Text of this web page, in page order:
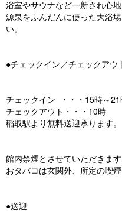
浴室やサウナなど一新され心
源泉をふんだんに使った大浴
い。
●チェックイン／チェックアウ
チェックイン ・・・15時～
チェックアウト・・・10時
稲取駅より無料送迎承ります。
館内禁煙とさせていただきます
おタバコは玄関外、所定の喫
●送迎